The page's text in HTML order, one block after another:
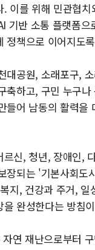
이를 위해 민관협치
기반 소통 플랫폼으
정책으로 이어지도
대공원, 소래포구,
축하고, 구민 누구
들어 남동의 활력을
르신, 청년, 장애인,
장되는 '기본사회도
지, 건강과 주거, 일
완성한다는 방침
연 재난으로부터